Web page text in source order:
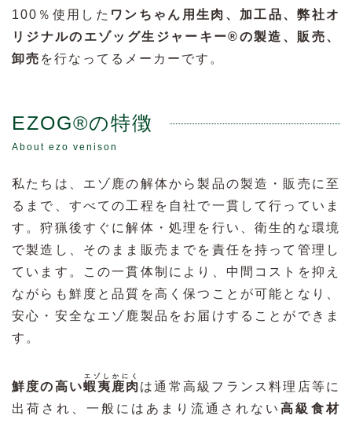
100％使用した ワンちゃん用生肉、加工品、弊社オ
リジナルのエゾッグ生ジャーキー®の製造、販売、
卸売 を行なってるメーカーです。
EZOG®の特徴
About ezo venison
私たちは、エゾ鹿の解体から製品の製造・販売に至
るまで、すべての工程を自社で一貫して行っていま
す。狩猟後すぐに解体・処理を行い、衛生的な環境
で製造し、そのまま販売までを責任を持って管理し
ています。この一貫体制により、中間コストを抑え
ながらも鮮度と品質を高く保つことが可能となり、
安心・安全なエゾ鹿製品をお届けすることができま
す。
鮮度の高い蝦夷鹿肉
エゾしかにく
は通常高級フランス料理店等に
出荷され、一般にはあまり流通されない 高級食材